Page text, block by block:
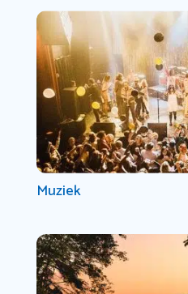
Muziek